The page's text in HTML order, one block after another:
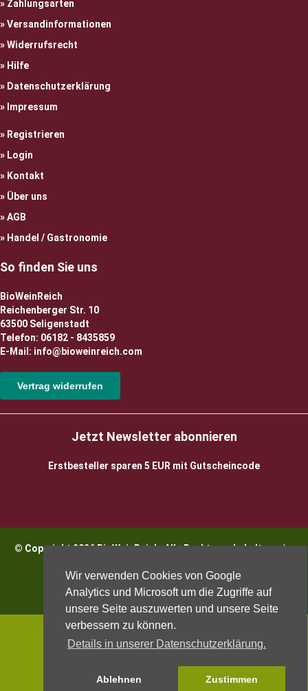
Wir verwenden Cookies von Google
Analytics und Microsoft um die Zugriffe auf
unsere Seite auszuwerten und unsere Seite
verbessern zu können.
Details in unserer Datenschutzerklärung.
Ablehnen Zustimmen
Zahlungsarten
Versandinformationen
Widerrufsrecht
Hilfe
Datenschutzerklärung
Impressum
Registrieren
Login
Kontakt
Über uns
AGB
Handel / Gastronomie
So finden Sie uns
BioWeinReich
Reichenberger Str. 10
63500 Seligenstadt
Telefon: 06182 - 8435859
E-Mail: info@bioweinreich.com
Vertrag widerrufen
Jetzt Newsletter abonnieren
Erstbesteller sparen 5 EUR mit Gutscheincode
© Copyright 2026 BioWeinReich. Alle Rechte vorbehalten |